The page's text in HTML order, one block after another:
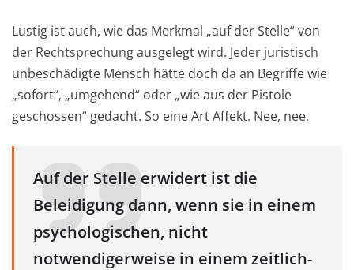
Lustig ist auch, wie das Merkmal „auf der Stelle“ von
der Rechtsprechung ausgelegt wird. Jeder juristisch
unbeschädigte Mensch hätte doch da an Begriffe wie
„sofort“, „umgehend“ oder „wie aus der Pistole
geschossen“ gedacht. So eine Art Affekt. Nee, nee.
Auf der Stelle erwidert ist die
Beleidigung dann, wenn sie in einem
psychologischen, nicht
notwendigerweise in einem zeitlich-